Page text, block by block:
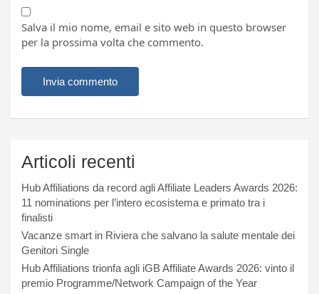
Salva il mio nome, email e sito web in questo browser
per la prossima volta che commento.
Articoli recenti
Hub Affiliations da record agli Affiliate Leaders Awards 2026:
11 nominations per l’intero ecosistema e primato tra i
finalisti
Vacanze smart in Riviera che salvano la salute mentale dei
Genitori Single
Hub Affiliations trionfa agli iGB Affiliate Awards 2026: vinto il
premio Programme/Network Campaign of the Year